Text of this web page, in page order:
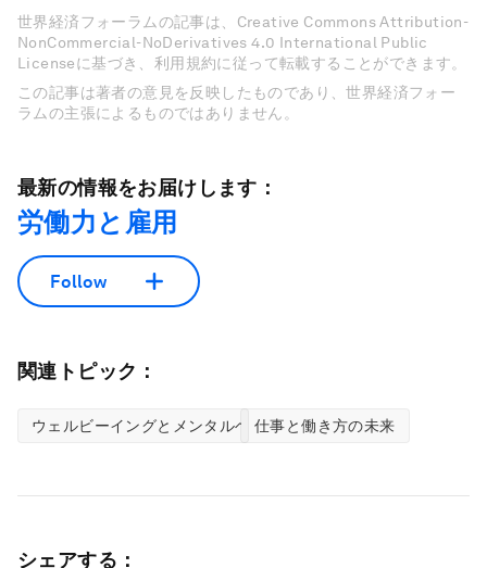
世界経済フォーラムの記事は、Creative Commons Attribution-
NonCommercial-NoDerivatives 4.0 International Public
Licenseに基づき、利用規約に従って転載することができます。
この記事は著者の意見を反映したものであり、世界経済フォー
ラムの主張によるものではありません。
最新の情報をお届けします：
労働力と雇用
Follow
関連トピック：
ウェルビーイングとメンタルヘルス仕事と働き方の未来
シェアする：